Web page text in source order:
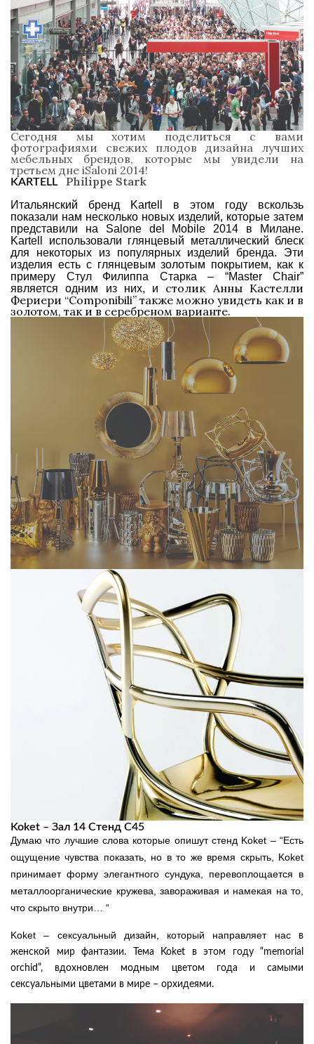
Сегодня мы хотим поделиться с вами
фотографиями свежих плодов дизайна лучших
мебельных брендов, которые мы увидели на
третьем дне iSaloni 2014!
KARTELL Philippe Stark
Итальянский бренд Kartell в этом году вскользь
показали нам несколько новых изделий, которые затем
представили на Salone del Mobile 2014 в Милане.
Kartell использовали глянцевый металлический блеск
для некоторых из популярных изделий бренда. Эти
изделия есть с глянцевым золотым покрытием, как к
примеру Стул Филиппа Старка – “Master Chair”
является одним из них, и столик Анны Кастелли
Фериери “Componibili” также можно увидеть как и в
золотом, так и в серебреном варианте.
Koket – Зал 14 Стенд C45
Думаю что лучшие слова которые опишут стенд Koket – “Есть
ощущение чувства показать, но в то же время скрыть, Koket
принимает форму элегантного сундука, перевоплощается в
металлоорганические кружева, завораживая и намекая на то,
что скрыто внутри… “
Koket – сексуальный дизайн, который направляет нас
в
женской мир фантазии. Тема Koket в этом году “memorial
orchid”, вдохновлен модным цветом года и самыми
сексуальными цветами в мире – орхидеями.